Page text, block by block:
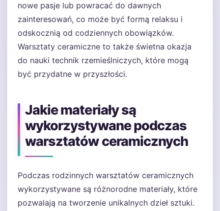
nowe pasje lub powracać do dawnych
zainteresowań, co może być formą relaksu i
odskocznią od codziennych obowiązków.
Warsztaty ceramiczne to także świetna okazja
do nauki technik rzemieślniczych, które mogą
być przydatne w przyszłości.
Jakie materiały są
wykorzystywane podczas
warsztatów ceramicznych
Podczas rodzinnych warsztatów ceramicznych
wykorzystywane są różnorodne materiały, które
pozwalają na tworzenie unikalnych dzieł sztuki.